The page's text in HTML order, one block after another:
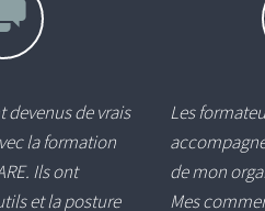
devenus de vrais
la formation
Ils ont
et la posture
Les
de mon
Mes